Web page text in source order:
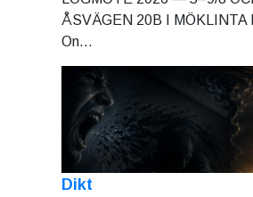
ÅSVÄGEN 20B I MÖKLINTA
On...
Dikt